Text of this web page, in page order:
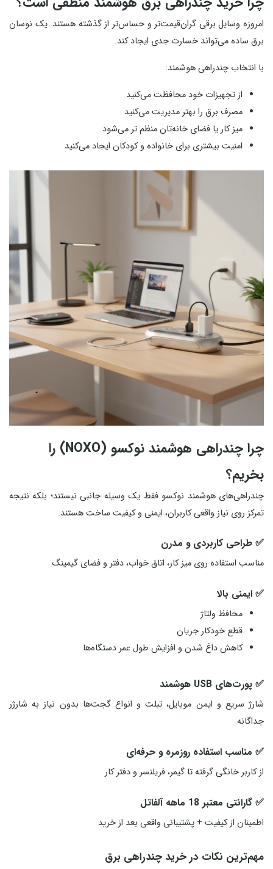
امروزه وسایل برقی گران‌قیمت‌تر و حساس‌تر از گذشته هستند. یک نوسان
برق ساده می‌تواند خسارت جدی ایجاد کند.
با انتخاب چندراهی هوشمند:
از تجهیزات خود محافظت می‌کنید
مصرف برق را بهتر مدیریت می‌کنید
میز کار یا فضای خانه‌تان منظم‌ تر می‌شود
امنیت بیشتری برای خانواده و کودکان ایجاد می‌کنید
چرا چندراهی هوشمند نوکسو (NOXO) را
بخریم؟
چندراهی‌های هوشمند نوکسو فقط یک وسیله جانبی نیستند؛ بلکه نتیجه
تمرکز روی نیاز واقعی کاربران، ایمنی و کیفیت ساخت هستند.
✅ طراحی کاربردی و مدرن
مناسب استفاده روی میز کار، اتاق خواب، دفتر و فضای گیمینگ
✅ ایمنی بالا
محافظ ولتاژ
قطع خودکار جریان
کاهش داغ شدن و افزایش طول عمر دستگاه‌ها
✅ پورت‌های USB هوشمند
شارژ سریع و ایمن موبایل، تبلت و انواع گجت‌ها بدون نیاز به شارژر
جداگانه
✅ مناسب استفاده روزمره و حرفه‌ای
از کاربر خانگی گرفته تا گیمر، فریلنسر و دفتر کار
✅ گارانتی معتبر 18 ماهه آلفاتل
اطمینان از کیفیت + پشتیبانی واقعی بعد از خرید
مهم‌ترین نکات در خرید چندراهی برق